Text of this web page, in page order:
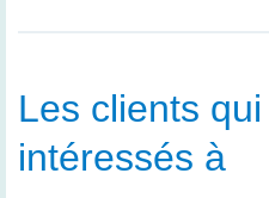
Les clients
intéressés à